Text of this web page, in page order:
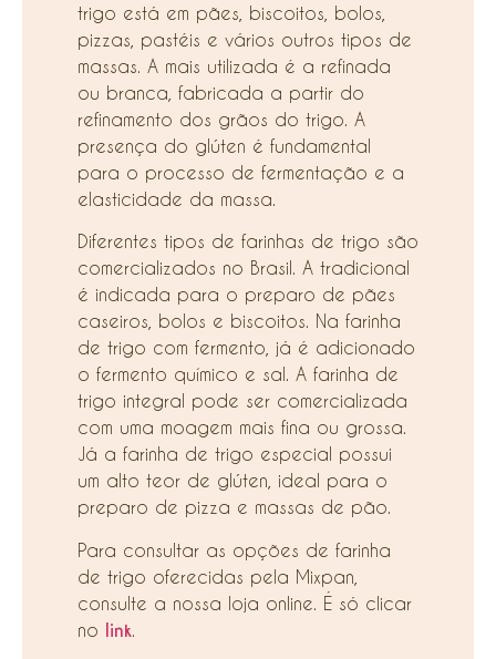
trigo está em pães, biscoitos, bolos,
pizzas, pastéis e vários outros tipos de
massas. A mais utilizada é a refinada
ou branca, fabricada a partir do
refinamento dos grãos do trigo. A
presença do glúten é fundamental
para o processo de fermentação e a
elasticidade da massa.
Diferentes tipos de farinhas de trigo são
comercializados no Brasil. A tradicional
é indicada para o preparo de pães
caseiros, bolos e biscoitos. Na farinha
de trigo com fermento, já é adicionado
o fermento químico e sal. A farinha de
trigo integral pode ser comercializada
com uma moagem mais fina ou grossa.
Já a farinha de trigo especial possui
um alto teor de glúten, ideal para o
preparo de pizza e massas de pão.
Para consultar as opções de farinha
de trigo oferecidas pela Mixpan,
consulte a nossa loja online. É só clicar
no link